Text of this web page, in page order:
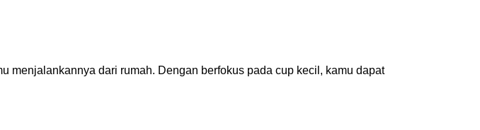
menjalankannya dari rumah. Dengan berfokus pada cup kecil, kamu dapat